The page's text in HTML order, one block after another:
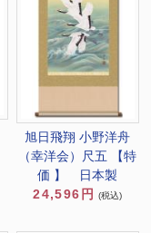
旭日飛翔 小野洋舟
（幸洋会）尺五 【特
価 】 日本製
24,596円
(税込)